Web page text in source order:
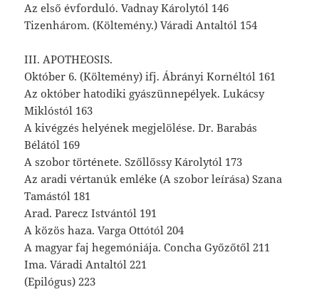
Az első évforduló. Vadnay Károlytól 146
Tizenhárom. (Költemény.) Váradi Antaltól 154
III. APOTHEOSIS.
Október 6. (Költemény) ifj. Ábrányi Kornéltól 161
Az október hatodiki gyászünnepélyek. Lukácsy
Miklóstól 163
A kivégzés helyének megjelölése. Dr. Barabás
Bélától 169
A szobor története. Szőllőssy Károlytól 173
Az aradi vértanúk emléke (A szobor leírása) Szana
Tamástól 181
Arad. Parecz Istvántól 191
A közös haza. Varga Ottótól 204
A magyar faj hegemóniája. Concha Győzőtől 211
Ima. Váradi Antaltól 221
(Epilógus) 223